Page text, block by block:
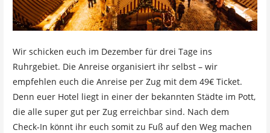
Wir schicken euch im Dezember für drei Tage ins
Ruhrgebiet. Die Anreise organisiert ihr selbst – wir
empfehlen euch die Anreise per Zug mit dem 49€ Ticket.
Denn euer Hotel liegt in einer der bekannten Städte im Pott,
die alle super gut per Zug erreichbar sind. Nach dem
Check-In könnt ihr euch somit zu Fuß auf den Weg machen